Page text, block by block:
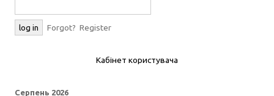
Forgot? Register
Кабінет користувача
Серпень 2026